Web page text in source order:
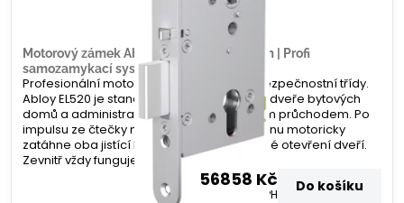
Motorový zámek Abloy EL520 – 60/20mm | Profi
samozamykací systém | Zamecky.cz
Profesionální motorový zámek nejvyšší bezpečnostní třídy.
Abloy EL520 je standardem pro vchodové dveře bytových
domů a administrativních budov s vysokým průchodem. Po
impulsu ze čtečky nebo domovního telefonu motoricky
zatáhne oba jistící body, čímž umožní volné otevření dveří.
Zevnitř vždy funguje paniková funkce.
56858 Kč
bez DPH Do košíku